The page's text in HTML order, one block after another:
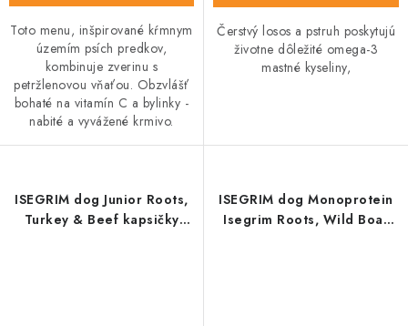
Toto menu, inšpirované kŕmnym
územím psích predkov,
kombinuje zverinu s
petržlenovou vňaťou. Obzvlášť
bohaté na vitamín C a bylinky -
nabité a vyvážené krmivo.
Čerstvý losos a pstruh poskytujú
životne dôležité omega-3
mastné kyseliny,
ISEGRIM dog Junior Roots,
Turkey & Beef kapsičky
ISEGRIM dog Monoprotein
Isegrim Roots, Wild Boar